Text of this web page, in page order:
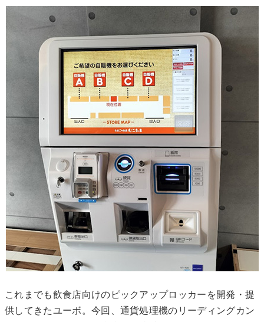
これまでも飲食店向けのピックアップロッカーを開発・提
供してきたユーボ。今回、通貨処理機のリーディングカン